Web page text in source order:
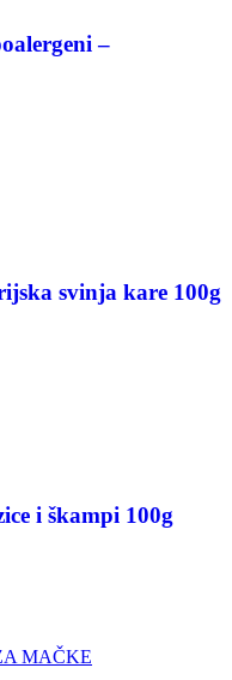
–
svinja kare 100g
i škampi 100g
MAČKE